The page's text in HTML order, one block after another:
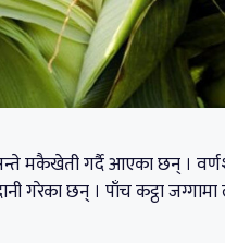
मकैखेती गर्दै आएका छन् ।
गरेका छन् । पाँच कट्ठा